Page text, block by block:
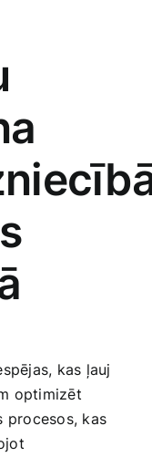
kas ļauj
optimizēt
procesos, kas⁢